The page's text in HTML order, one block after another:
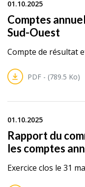
01.10.2025
Comptes
Sud-Ouest
Compte de résultat
PDF - (789.5 Ko)
01.10.2025
Rapport du
les comptes
Exercice clos le 31